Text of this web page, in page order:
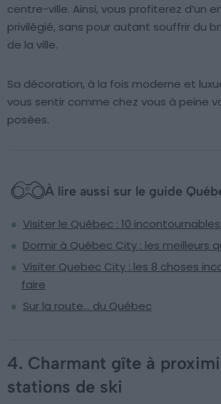
centre-ville. Ainsi, vous profiterez d’un
privilégié, sans pour autant souffrir du
de la ville.
Sa décoration, à la fois moderne et
vous sentir comme chez vous à peine
posées.
À lire aussi sur le guide
Visiter le Québec : 10
Dormir à Québec City : les meilleurs
Visiter Quebec City : les 8 choses
faire
Sur la route… du Québec
4. Charmant gîte à
stations de ski